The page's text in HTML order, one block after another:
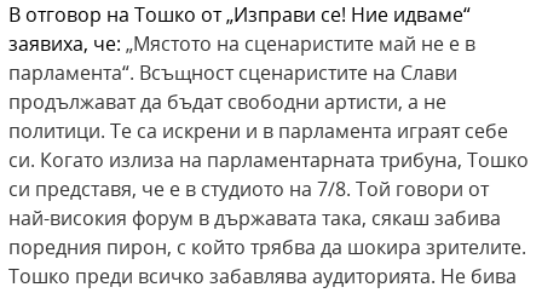
В отговор на Тошко от „Изправи се! Ние идваме“
заявиха, че: „Мястото на сценаристите май не е в
парламента“. Всъщност сценаристите на Слави
продължават да бъдат свободни артисти, а не
политици. Те са искрени и в парламента играят себе
си. Когато излиза на парламентарната трибуна, Тошко
си представя, че е в студиото на 7/8. Той говори от
най-високия форум в държавата така, сякаш забива
поредния пирон, с който трябва да шокира зрителите.
Тошко преди всичко забавлява аудиторията. Не бива